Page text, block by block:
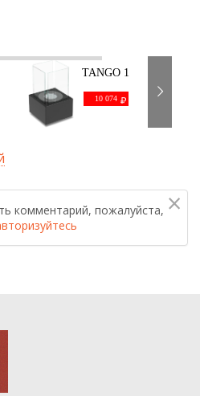
TANGO 1
10 074
×
комментарий, пожалуйста,